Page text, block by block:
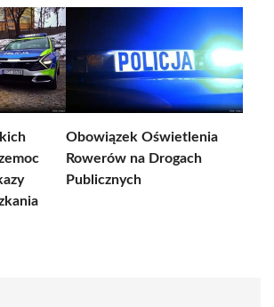
Obowiązek Oświetlenia
Rowerów na Drogach
Publicznych